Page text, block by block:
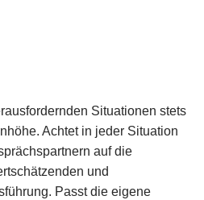
Situationen stets
Achtet in jeder Situation
auf die
und
Passt die eigene